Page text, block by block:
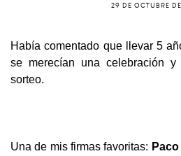
29 DE OCTUBRE
Había comentado que llevar 5
se merecían una celebración
sorteo.
Una de mis firmas favoritas: Paco